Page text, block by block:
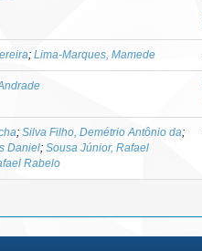
; Lima-Marques, Mamede
; Silva Filho, Demétrio Antônio da;
Daniel; Sousa Júnior, Rafael
Rabelo